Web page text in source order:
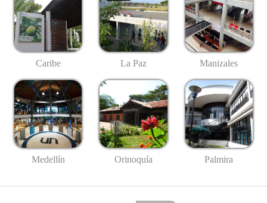
Caribe La Paz Manizales
Medellín Orinoquía Palmira